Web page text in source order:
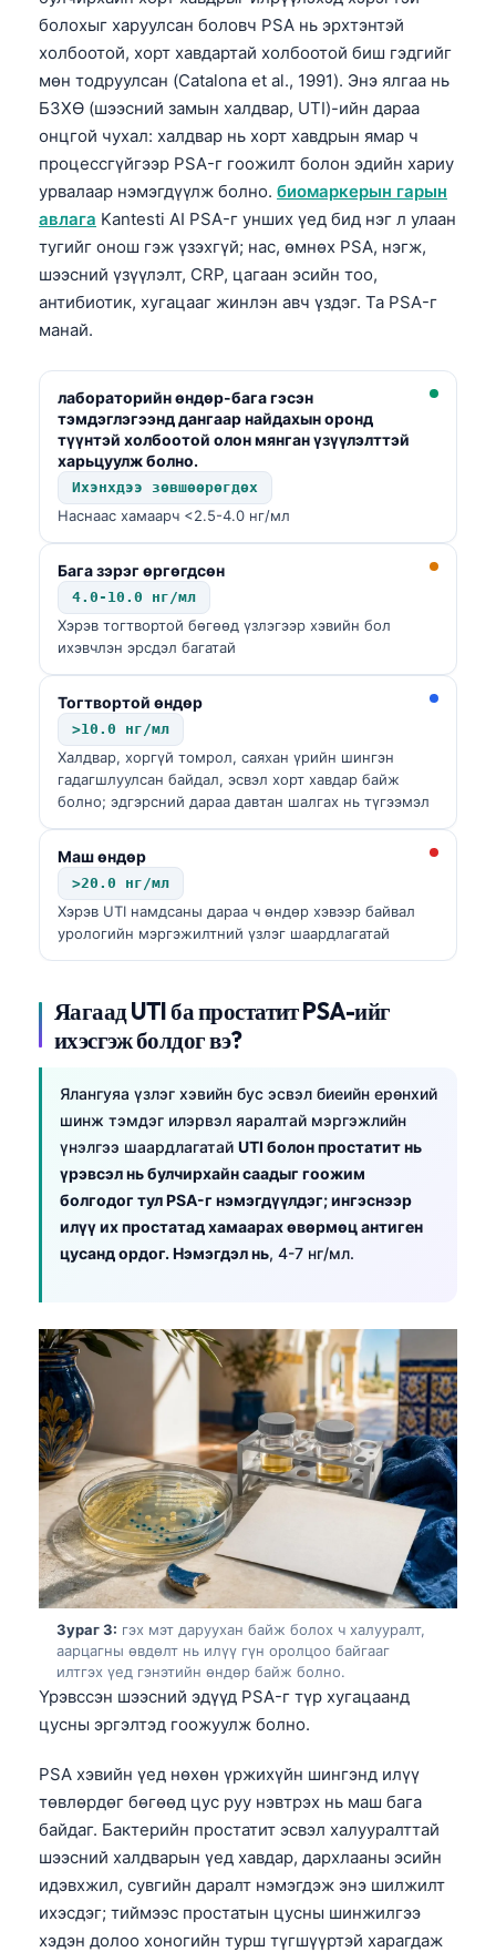
болохыг харуулсан боловч PSA нь эрхтэнтэй
холбоотой, хорт хавдартай холбоотой биш гэдгийг
мөн тодруулсан (Catalona et al., 1991). Энэ ялгаа нь
БЗХӨ (шээсний замын халдвар, UTI)-ийн дараа
онцгой чухал: халдвар нь хорт хавдрын ямар ч
процессгүйгээр PSA-г гоожилт болон эдийн хариу
урвалаар нэмэгдүүлж болно. биомаркерын гарын
авлага Kantesti AI PSA-г унших үед бид нэг л улаан
тугийг онош гэж үзэхгүй; нас, өмнөх PSA, нэгж,
шээсний үзүүлэлт, CRP, цагаан эсийн тоо,
антибиотик, хугацааг жинлэн авч үздэг. Та PSA-г
манай.
лабораторийн өндөр-бага гэсэн
тэмдэглэгээнд дангаар найдахын оронд
түүнтэй холбоотой олон мянган үзүүлэлттэй
харьцуулж болно.
Ихэнхдээ зөвшөөрөгдөх
Наснаас хамаарч <2.5-4.0 нг/мл
Бага зэрэг өргөгдсөн
4.0-10.0 нг/мл
Хэрэв тогтвортой бөгөөд үзлэгээр хэвийн бол
ихэвчлэн эрсдэл багатай
Тогтвортой өндөр
>10.0 нг/мл
Халдвар, хоргүй томрол, саяхан үрийн шингэн
гадагшлуулсан байдал, эсвэл хорт хавдар байж
болно; эдгэрсний дараа давтан шалгах нь түгээмэл
Маш өндөр
>20.0 нг/мл
Хэрэв UTI намдсаны дараа ч өндөр хэвээр байвал
урологийн мэргэжилтний үзлэг шаардлагатай
Яагаад UTI ба простатит PSA-ийг
ихэсгэж болдог вэ?
Ялангуяа үзлэг хэвийн бус эсвэл биеийн ерөнхий
шинж тэмдэг илэрвэл яаралтай мэргэжлийн
үнэлгээ шаардлагатай UTI болон простатит нь
үрэвсэл нь булчирхайн саадыг гоожим
болгодог тул PSA-г нэмэгдүүлдэг; ингэснээр
илүү их простатад хамаарах өвөрмөц антиген
цусанд ордог. Нэмэгдэл нь, 4-7 нг/мл.
Зураг 3: гэх мэт даруухан байж болох ч халууралт,
аарцагны өвдөлт нь илүү гүн оролцоо байгааг
илтгэх үед гэнэтийн өндөр байж болно.
Үрэвссэн шээсний эдүүд PSA-г түр хугацаанд
цусны эргэлтэд гоожуулж болно.
PSA хэвийн үед нөхөн үржихүйн шингэнд илүү
төвлөрдөг бөгөөд цус руу нэвтрэх нь маш бага
байдаг. Бактерийн простатит эсвэл халууралттай
шээсний халдварын үед хавдар, дархлааны эсийн
идэвхжил, сувгийн даралт нэмэгдэж энэ шилжилт
ихэсдэг; тиймээс простатын цусны шинжилгээ
хэдэн долоо хоногийн турш түгшүүртэй харагдаж